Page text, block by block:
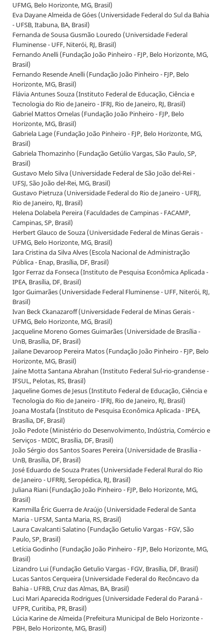
UFMG, Belo Horizonte, MG, Brasil)
Eva Dayane Almeida de Góes (Universidade Federal do Sul da Bahia
- UFSB, Itabuna, BA, Brasil)
Fernanda de Sousa Gusmão Louredo (Universidade Federal
Fluminense - UFF, Niterói, RJ, Brasil)
Fernando Anelli (Fundação João Pinheiro - FJP, Belo Horizonte, MG,
Brasil)
Fernando Resende Anelli (Fundação João Pinheiro - FJP, Belo
Horizonte, MG, Brasil)
Flávia Antunes Souza (Instituto Federal de Educação, Ciência e
Tecnologia do Rio de Janeiro - IFRJ, Rio de Janeiro, RJ, Brasil)
Gabriel Mattos Ornelas (Fundação João Pinheiro - FJP, Belo
Horizonte, MG, Brasil)
Gabriela Lage (Fundação João Pinheiro - FJP, Belo Horizonte, MG,
Brasil)
Gabriela Thomazinho (Fundação Getúlio Vargas, São Paulo, SP,
Brasil)
Gustavo Melo Silva (Universidade Federal de São João del-Rei -
UFSJ, São João del-Rei, MG, Brasil)
Gustavo Pietruza (Universidade Federal do Rio de Janeiro - UFRJ,
Rio de Janeiro, RJ, Brasil)
Helena Dolabela Pereira (Faculdades de Campinas - FACAMP,
Campinas, SP, Brasil)
Herbert Glauco de Souza (Universidade Federal de Minas Gerais -
UFMG, Belo Horizonte, MG, Brasil)
Iara Cristina da Silva Alves (Escola Nacional de Administração
Pública - Enap, Brasília, DF, Brasil)
Igor Ferraz da Fonseca (Instituto de Pesquisa Econômica Aplicada -
IPEA, Brasília, DF, Brasil)
Igor Guimarães (Universidade Federal Fluminense - UFF, Niterói, RJ,
Brasil)
Ivan Beck Ckanazaroff (Universidade Federal de Minas Gerais -
UFMG, Belo Horizonte, MG, Brasil)
Jacqueline Moreno Gomes Guimarães (Universidade de Brasília -
UnB, Brasília, DF, Brasil)
Jailane Devaroop Pereira Matos (Fundação João Pinheiro - FJP, Belo
Horizonte, MG, Brasil)
Jaíne Motta Santana Abrahan (Instituto Federal Sul-rio-grandense -
IFSUL, Pelotas, RS, Brasil)
Jaqueline Gomes de Jesus (Instituto Federal de Educação, Ciência e
Tecnologia do Rio de Janeiro - IFRJ, Rio de Janeiro, RJ, Brasil)
Joana Mostafa (Instituto de Pesquisa Econômica Aplicada - IPEA,
Brasília, DF, Brasil)
João Pedote (Ministério do Desenvolvimento, Indústria, Comércio e
Serviços - MDIC, Brasília, DF, Brasil)
João Sérgio dos Santos Soares Pereira (Universidade de Brasília -
UnB, Brasília, DF, Brasil)
José Eduardo de Souza Prates (Universidade Federal Rural do Rio
de Janeiro - UFRRJ, Seropédica, RJ, Brasil)
Juliana Riani (Fundação João Pinheiro - FJP, Belo Horizonte, MG,
Brasil)
Kammilla Éric Guerra de Araújo (Universidade Federal de Santa
Maria - UFSM, Santa Maria, RS, Brasil)
Laura Cavalcanti Salatino (Fundação Getulio Vargas - FGV, São
Paulo, SP, Brasil)
Letícia Godinho (Fundação João Pinheiro - FJP, Belo Horizonte, MG,
Brasil)
Lizandro Lui (Fundação Getulio Vargas - FGV, Brasília, DF, Brasil)
Lucas Santos Cerqueira (Universidade Federal do Recôncavo da
Bahia - UFRB, Cruz das Almas, BA, Brasil)
Luci Mari Aparecida Rodrigues (Universidade Federal do Paraná -
UFPR, Curitiba, PR, Brasil)
Lúcia Karine de Almeida (Prefeitura Municipal de Belo Horizonte -
PBH, Belo Horizonte, MG, Brasil)